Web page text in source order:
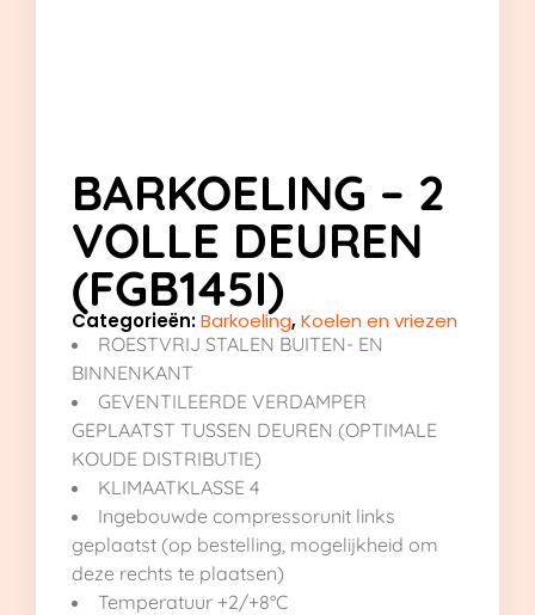
BARKOELING – 2
VOLLE DEUREN
(FGB145I)
Categorieën:Barkoeling,Koelen en vriezen
ROESTVRIJ STALEN BUITEN- EN
BINNENKANT
GEVENTILEERDE VERDAMPER
GEPLAATST TUSSEN DEUREN (OPTIMALE
KOUDE DISTRIBUTIE)
KLIMAATKLASSE 4
Ingebouwde compressorunit links
geplaatst (op bestelling, mogelijkheid om
deze rechts te plaatsen)
Temperatuur +2/+8°C